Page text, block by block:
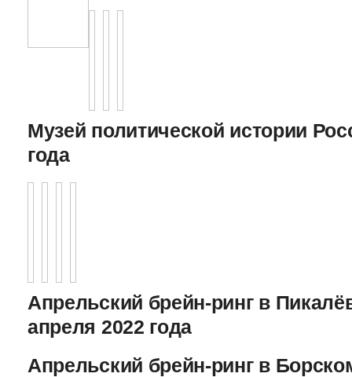
Музей политической истории
года
Апрельский брейн-ринг в
апреля 2022 года
Апрельский брейн-ринг в